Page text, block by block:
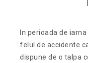
In perioada de
felul de accidente
dispune de o talpa